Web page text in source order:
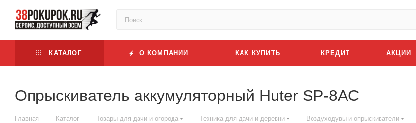
КАТАЛОГ О КОМПАНИИ КАК КУПИТЬ КРЕДИТ АКЦИИ
Опрыскиватель аккумуляторный Huter SP-8AC
Главная — Каталог — Товары для дачи и огорода — Техника для дачи и деревни — Воздуходувы и опрыскиватели —